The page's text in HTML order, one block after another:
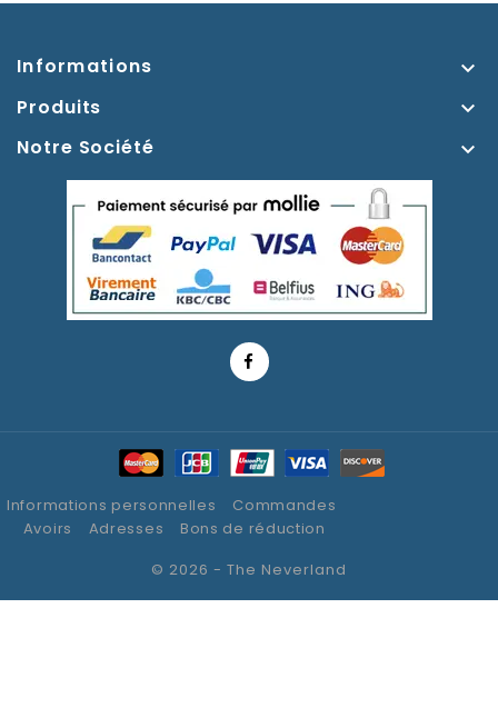
Informations 
Produits 
Notre Société 
Informations personnelles
Commandes
Avoirs
Adresses
Bons de réduction
© 2026 - The Neverland